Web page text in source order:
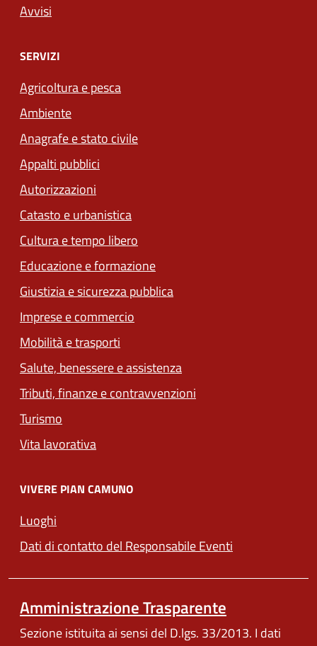
Avvisi
SERVIZI
Agricoltura e pesca
Ambiente
Anagrafe e stato civile
Appalti pubblici
Autorizzazioni
Catasto e urbanistica
Cultura e tempo libero
Educazione e formazione
Giustizia e sicurezza pubblica
Imprese e commercio
Mobilità e trasporti
Salute, benessere e assistenza
Tributi, finanze e contravvenzioni
Turismo
Vita lavorativa
VIVERE PIAN CAMUNO
Luoghi
Dati di contatto del Responsabile Eventi
Amministrazione Trasparente
Sezione istituita ai sensi del D.lgs. 33/2013. I dati